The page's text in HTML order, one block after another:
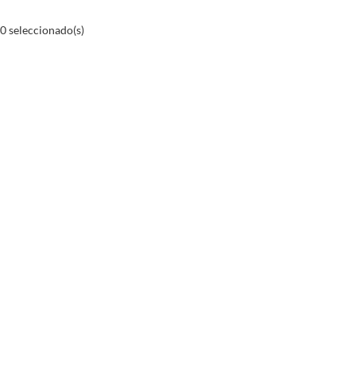
0seleccionado(s)